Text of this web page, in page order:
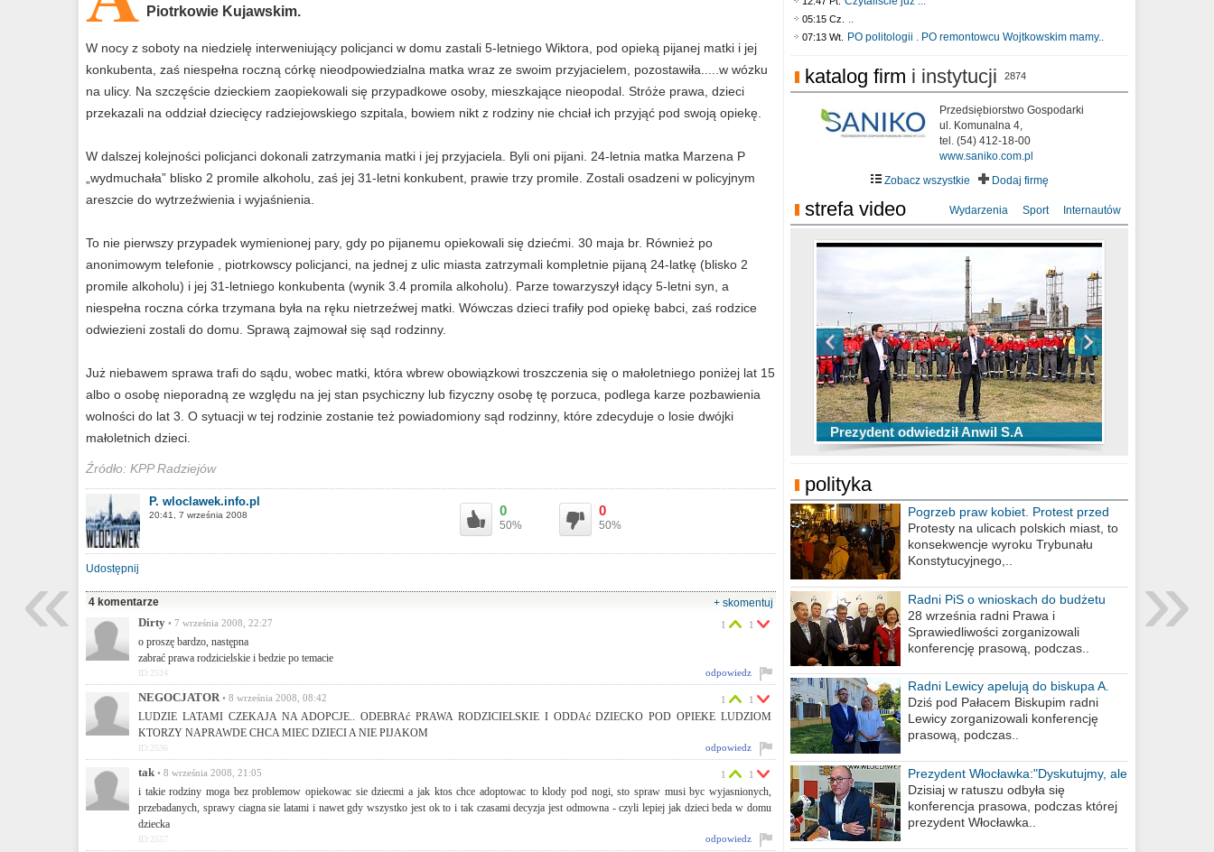
Piotrkowie Kujawskim.
W nocy z soboty na niedzielę interweniujący policjanci w domu zastali 5-letniego Wiktora, pod opieką pijanej matki i jej
konkubenta, zaś niespełna roczną córkę nieodpowiedzialna matka wraz ze swoim przyjacielem, pozostawiła.....w wózku
na ulicy. Na szczęście dzieckiem zaopiekowali się przypadkowe osoby, mieszkające nieopodal. Stróże prawa, dzieci
przekazali na oddział dziecięcy radziejowskiego szpitala, bowiem nikt z rodziny nie chciał ich przyjąć pod swoją opiekę.
W dalszej kolejności policjanci dokonali zatrzymania matki i jej przyjaciela. Byli oni pijani. 24-letnia matka Marzena P
„wydmuchała” blisko 2 promile alkoholu, zaś jej 31-letni konkubent, prawie trzy promile. Zostali osadzeni w policyjnym
areszcie do wytrzeźwienia i wyjaśnienia.
To nie pierwszy przypadek wymienionej pary, gdy po pijanemu opiekowali się dziećmi. 30 maja br. Również po
anonimowym telefonie , piotrkowscy policjanci, na jednej z ulic miasta zatrzymali kompletnie pijaną 24-latkę (blisko 2
promile alkoholu) i jej 31-letniego konkubenta (wynik 3.4 promila alkoholu). Parze towarzyszył idący 5-letni syn, a
niespełna roczna córka trzymana była na ręku nietrzeźwej matki. Wówczas dzieci trafiły pod opiekę babci, zaś rodzice
odwiezieni zostali do domu. Sprawą zajmował się sąd rodzinny.
Już niebawem sprawa trafi do sądu, wobec matki, która wbrew obowiązkowi troszczenia się o małoletniego poniżej lat 15
albo o osobę nieporadną ze względu na jej stan psychiczny lub fizyczny osobę tę porzuca, podlega karze pozbawienia
wolności do lat 3. O sytuacji w tej rodzinie zostanie też powiadomiony sąd rodzinny, które zdecyduje o losie dwójki
małoletnich dzieci.
Źródło: KPP Radziejów
P. wloclawek.info.pl
20:41, 7 września 2008 0
50%
0
50%
Udostępnij
4 komentarze
+ skomentuj
Dirty • 7 września 2008, 22:27
o proszę bardzo, następna
zabrać prawa rodzicielskie i bedzie po temacie
1 1
odpowiedz
ID:2524
NEGOCJATOR • 8 września 2008, 08:42
LUDZIE LATAMI CZEKAJA NA ADOPCJE.. ODEBRAć PRAWA RODZICIELSKIE I ODDAć DZIECKO POD OPIEKE LUDZIOM
KTORZY NAPRAWDE CHCA MIEC DZIECI A NIE PIJAKOM
1 1
odpowiedz
ID:2536
tak • 8 września 2008, 21:05
i takie rodziny moga bez problemow opiekowac sie dziecmi a jak ktos chce adoptowac to klody pod nogi, sto spraw musi byc wyjasnionych,
przebadanych, sprawy ciagna sie latami i nawet gdy wszystko jest ok to i tak czasami decyzja jest odmowna - czyli lepiej jak dzieci beda w domu
dziecka
1 1
odpowiedz
ID:2557
05:15 Cz. ..
07:13 Wt. PO politologii . PO remontowcu Wojtkowskim mamy..
katalog firm i instytucji 2874
Przedsiębiorstwo Gospodarki
ul. Komunalna 4,
tel. (54) 412-18-00
www.saniko.com.pl
Zobacz wszystkie
Dodaj firmę
strefa video Wydarzenia Sport Internautów
Prezydent odwiedził Anwil S.A
TOP 10 przechwytów Anwilu Włocławek
w EBL w sezonie 2019/2020
TOP 5 rzutów Anwilu Włocławek w BCL
w sezonie 2019/2020
Ni To Ponk - W oczach mamy strach
sixf33t .Last Year DRONE FOOTAGE
Włocławek
XXIII Sesja Rady Miasta Włocławek VIII
kadencji w dniu 09.06.2020 r.
polityka
Pogrzeb praw kobiet. Protest przed
biurem poselskim PiS
Protesty na ulicach polskich miast, to
konsekwencje wyroku Trybunału
Konstytucyjnego,..
Radni PiS o wnioskach do budżetu
miasta na 2021 rok
28 września radni Prawa i
Sprawiedliwości zorganizowali
konferencję prasową, podczas..
Radni Lewicy apelują do biskupa A.
Wiesława Meringa
Dziś pod Pałacem Biskupim radni
Lewicy zorganizowali konferencję
prasową, podczas..
Prezydent Włocławka:"Dyskutujmy, ale
nie obrażajmy się”
Dzisiaj w ratuszu odbyła się
konferencja prasowa, podczas której
prezydent Włocławka..
»
«